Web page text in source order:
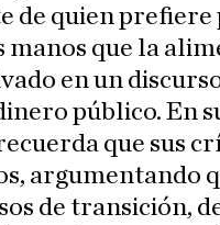
de quien prefiere
manos que la
en un
público. En
que sus
argumentando
de transición,